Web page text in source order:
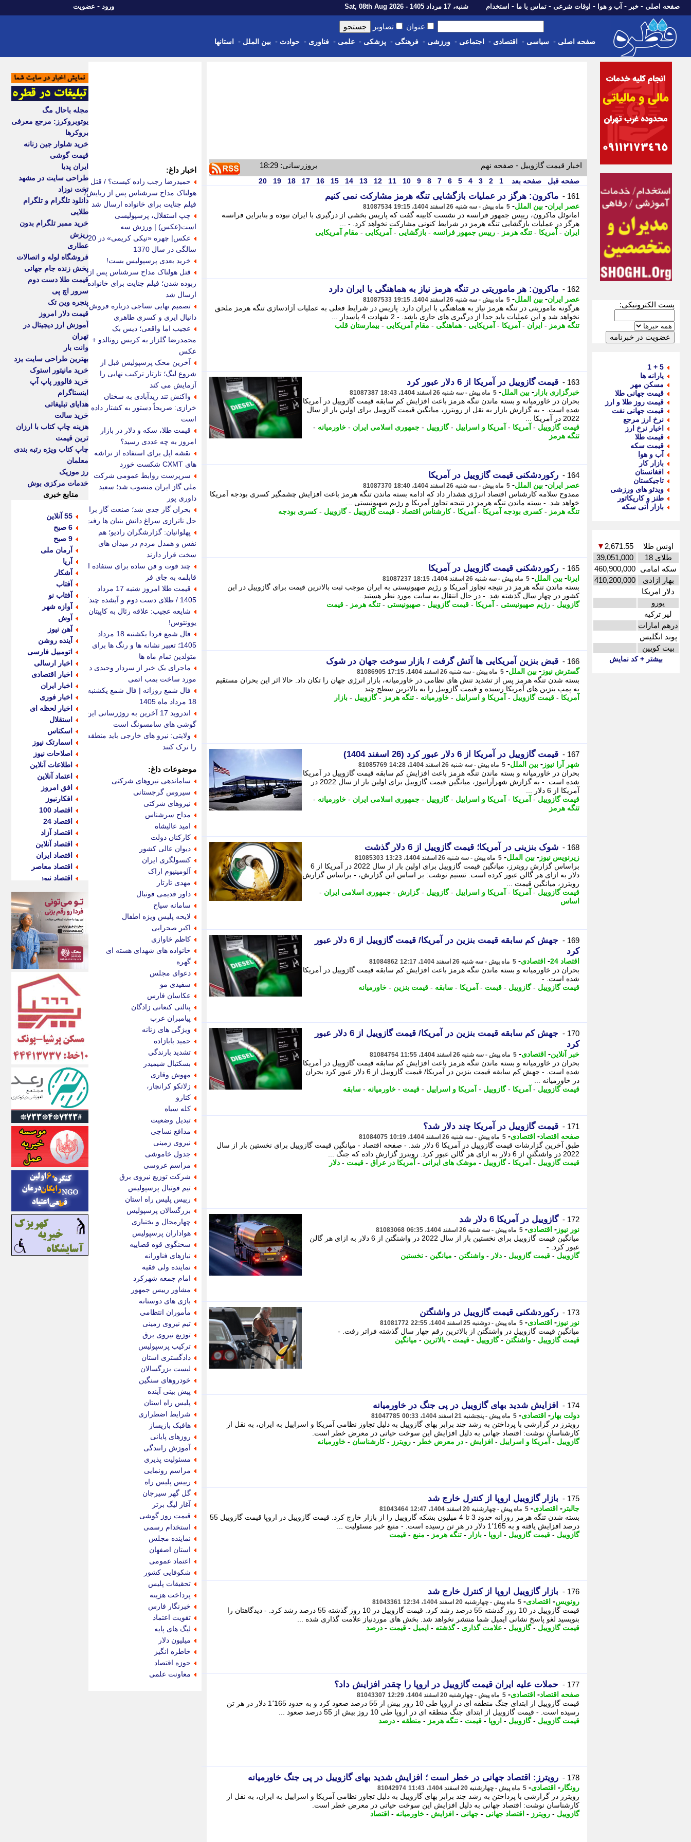
صفحه اصلی - خبر - آب و هوا - اوقات شرعی - تماس با ما - استخدام شنبه، 17 مرداد 1405 - Sat, 08th Aug 2026 ورود - عضویت
عنوان تصاویر
صفحه اصلی - سیاسی - اقتصادی - اجتماعی - ورزشی - فرهنگی - پزشکی - علمی - فناوری - حوادث - بین الملل - استانها
پست الکترونیکی:
5 + 1
یارانه ها
مسکن مهر
قیمت جهانی طلا
قیمت روز طلا و ارز
قیمت جهانی نفت
نرخ ارز مرجع
اخبار نرخ ارز
قیمت طلا
قیمت سکه
آب و هوا
بازار کار
افغانستان
تاجیکستان
ویدئو های ورزشی
طنز و کاریکاتور
بازار آتی سکه
اونس طلا 2,671.55
▼
طلای 18
39,051,000
سکه امامی 460,900,000
بهار ازادی
410,200,000
دلار امریکا
یورو
لیر ترکیه
درهم امارات
پوند انگلیس
بیت کویین
بیشتر + کد نمایش
اخبار قیمت گازوییل - صفحه نهم بروزرسانی: 18:29
صفحه قبل صفحه بعد 1
2
3
4
5
6
7
8
9
10
11
12
13
14
15
16
17
18
19
20
161 - ماکرون: هرگز در عملیات بازگشایی تنگه هرمز مشارکت نمی کنیم
عصر ایران- بین الملل- 5 ماه پیش - سه شنبه 26 اسفند 1404، 19:15 81087534
امانوئل ماکرون، رییس جمهور فرانسه در نشست کابینه گفت که پاریس بخشی از درگیری با ایران نبوده و بنابراین فرانسه
هرگز در عملیات بازگشایی تنگه هرمز در شرایط کنونی مشارکت نخواهد کرد. - ...
ایران - آمریکا - تنگه هرمز - رییس جمهور فرانسه - بازگشایی - آمریکایی - مقام آمریکایی
162 - ماکرون: هر ماموریتی در تنگه هرمز نیاز به هماهنگی با ایران دارد
عصر ایران- بین الملل- 5 ماه پیش - سه شنبه 26 اسفند 1404، 19:15 81087533
هرگونه ماموریتی در تنگه هرمز نیاز به هماهنگی با ایران دارد. پاریس در شرایط فعلی به عملیات آزادسازی تنگه هرمز ملحق
نخواهد شد و این عملیات باید جدا از درگیری های جاری باشد. - 2 شهادت 4 پاسدار ...
تنگه هرمز - ایران - آمریکا - آمریکایی - هماهنگی - مقام آمریکایی - بیمارستان قلب
163 - قیمت گازوییل در آمریکا از 6 دلار عبور کرد
خبرگزاری بازار - بین الملل- 5 ماه پیش - سه شنبه 26 اسفند 1404، 18:43 81087387
بحران در خاورمیانه و بسته ماندن تنگه هرمز باعث افزایش کم سابقه قیمت گازوییل در آمریکا
شده است. - به گزارش بازار به نقل از رویترز، میانگین قیمت گازوییل برای اولین بار از سال
2022 در آمریکا ...
قیمت گازوییل - آمریکا - آمریکا و اسراییل -گازوییل - جمهوری اسلامی ایران - خاورمیانه -
تنگه هرمز
164 - رکوردشکنی قیمت گازوییل در آمریکا
عصر ایران- بین الملل- 5 ماه پیش - سه شنبه 26 اسفند 1404، 18:40 81087370
ممدوح سلامه کارشناس اقتصاد انرژی هشدار داد که ادامه بسته ماندن تنگه هرمز باعث افزایش چشمگیر کسری بودجه آمریکا
خواهد شد. - بسته ماندن تنگه هرمز در نتیجه تجاوز آمریکا و رژیم صهیونیستی ...
تنگه هرمز -کسری بودجه آمریکا - آمریکا -کارشناس اقتصاد - قیمت گازوییل -گازوییل -کسری بودجه
165 - رکوردشکنی قیمت گازوییل در آمریکا
ایرنا- بین الملل- 5 ماه پیش - سه شنبه 26 اسفند 1404، 18:15 81087237
بسته ماندن تنگه هرمز در نتیجه تجاوز آمریکا و رژیم صهیونیستی به ایران موجب ثبت بالاترین قیمت برای گازوییل در این
کشور در چهار سال گذشته شد. - در ﺣﺎل اﻧﺘﻘﺎل ﺑﻪ ﺳﺎﯾﺖ ﻣﻮرد ﻧﻈﺮ ﻫﺴﺘﯿﺪ...
گازوییل - رژیم صهیونیستی - آمریکا - قیمت گازوییل - صهیونیستی - تنگه هرمز - قیمت
166 - قبض بنزین آمریکایی ها آتش گرفت / بازار سوخت جهان در شوک
گسترش نیوز - بین الملل- 5 ماه پیش - سه شنبه 26 اسفند 1404، 17:15 81086905
بسته شدن تنگه هرمز پس از تشدید تنش های نظامی در خاورمیانه، بازار انرژی جهان را تکان داد. حالا اثر این بحران مستقیم
به پمپ بنزین های آمریکا رسیده و قیمت گازوییل را به بالاترین سطح چند ...
آمریکا - قیمت گازوییل - آمریکا و اسراییل - خاورمیانه - تنگه هرمز -گازوییل - بازار
167 - قیمت گازوییل در آمریکا از 6 دلار عبور کرد (26 اسفند 1404)
شهر آرا نیوز - بین الملل- 5 ماه پیش - سه شنبه 26 اسفند 1404، 14:28 81085769
بحران در خاورمیانه و بسته ماندن تنگه هرمز باعث افزایش کم سابقه قیمت گازوییل در آمریکا
شده است. - به گزارش شهرآرانیوز، میانگین قیمت گازوییل برای اولین بار از سال 2022 در
آمریکا از 6 دلار ...
قیمت گازوییل - آمریکا - آمریکا و اسراییل -گازوییل - جمهوری اسلامی ایران - خاورمیانه -
تنگه هرمز
168 - شوک بنزینی در آمریکا؛ قیمت گازوییل از 6 دلار گذشت
زیرنویس نیوز - بین الملل- 5 ماه پیش - سه شنبه 26 اسفند 1404، 13:23 81085303
براساس گزارش رویترز، میانگین قیمت گازوییل برای اولین بار از سال 2022 در آمریکا از 6
دلار به ازای هر گالن عبور کرده است. تسنیم نوشت: بر اساس این گزارش، - براساس گزارش
رویترز، میانگین قیمت ...
قیمت گازوییل - آمریکا - آمریکا و اسراییل -گازوییل -گزارش - جمهوری اسلامی ایران -
اساس
169 -
جهش کم سابقه قیمت بنزین در آمریکا/ قیمت گازوییل از 6 دلار عبور
کرد
اقتصاد 24 - اقتصادی- 5 ماه پیش - سه شنبه 26 اسفند 1404، 12:17 81084862
بحران در خاورمیانه و بسته ماندن تنگه هرمز باعث افزایش کم سابقه قیمت گازوییل در آمریکا
شده است. -
قیمت گازوییل -گازوییل - قیمت - آمریکا - سابقه - قیمت بنزین - خاورمیانه
170 -
جهش کم سابقه قیمت بنزین در آمریکا/ قیمت گازوییل از 6 دلار عبور
کرد
خبر آنلاین- اقتصادی- 5 ماه پیش - سه شنبه 26 اسفند 1404، 11:55 81084754
بحران در خاورمیانه و بسته ماندن تنگه هرمز باعث افزایش کم سابقه قیمت گازوییل در آمریکا
شده است. - جهش کم سابقه قیمت بنزین در آمریکا/ قیمت گازوییل از 6 دلار عبور کرد بحران
در خاورمیانه ...
قیمت گازوییل - آمریکا -گازوییل - آمریکا و اسراییل - قیمت - خاورمیانه - سابقه
171 - قیمت گازوییل در آمریکا چند دلار شد؟
صفحه اقتصاد- اقتصادی- 5 ماه پیش - سه شنبه 26 اسفند 1404، 10:19 81084075
طبق آخرین گزارشات قیمت گازوییل در آمریکا 6 دلار شد. - صفحه اقتصاد - میانگین قیمت گازوییل برای نخستین بار از سال
2022 در واشنگتن از 6 دلار به ازای هر گالن عبور کرد. رویترز گزارش داده که جنگ ...
قیمت گازوییل - آمریکا -گازوییل - موشک های ایرانی - آمریکا در عراق - قیمت - دلار
172 - گازوییل در آمریکا 6 دلار شد
نور نیوز - اقتصادی- 5 ماه پیش - سه شنبه 26 اسفند 1404، 06:35 81083068
میانگین قیمت گازوییل برای نخستین بار از سال 2022 در واشنگتن از 6 دلار به ازای هر گالن
عبور کرد. -
گازوییل - قیمت گازوییل - دلار - واشنگتن - میانگین - نخستین
173 - رکوردشکنی قیمت گازوییل در واشنگتن
نور نیوز - اقتصادی- 5 ماه پیش - دوشنبه 25 اسفند 1404، 22:55 81081772
میانگین قیمت گازوییل در واشنگتن از بالاترین رقم چهار سال گذشته فراتر رفت. -
قیمت گازوییل - واشنگتن -گازوییل - قیمت - بالاترین - میانگین
174 - افزایش شدید بهای گازوییل در پی جنگ در خاورمیانه
دولت بهار - اقتصادی- 5 ماه پیش - پنجشنبه 21 اسفند 1404، 00:33 81047785
رویترز در گزارشی با پرداختن به رشد چند برابر بهای گازوییل به دلیل تجاوز نظامی آمریکا و اسراییل به ایران، به نقل از
کارشناسان نوشت: اقتصاد جهانی به دلیل افزایش این سوخت حیاتی در معرض خطر است.
گازوییل - آمریکا و اسراییل - افزایش - در معرض خطر - رویترز -کارشناسان - خاورمیانه
175 - بازار گازوییل اروپا از کنترل خارج شد
جالبتر - اقتصادی- 5 ماه پیش - چهارشنبه 20 اسفند 1404، 12:47 81043464
بسته شدن تنگه هرمز روزانه حدود 3 تا 4 میلیون بشکه گازوییل را از بازار خارج کرد. قیمت گازوییل در اروپا قیمت گازوییل 55
درصد افزایش یافته و به 1٬165 دلار در هر تن رسیده است. - منبع خبر مسئولیت ...
گازوییل - قیمت گازوییل - اروپا - بازار - تنگه هرمز - منبع - قیمت
176 - بازار گازوییل اروپا از کنترل خارج شد
رونویس- اقتصادی- 5 ماه پیش - چهارشنبه 20 اسفند 1404، 12:34 81043361
قیمت گازوییل در 10 روز گذشته 55 درصد رشد کرد. قیمت گازوییل در 10 روز گذشته 55 درصد رشد کرد. - دیدگاهتان را
بنویسید لغو پاسخ نشانی ایمیل شما منتشر نخواهد شد. بخش های موردنیاز علامت گذاری شده ...
قیمت گازوییل -گازوییل - علامت گذاری -گذشته - ایمیل - قیمت - درصد
177 - حملات علیه ایران قیمت گازوییل در اروپا را چقدر افزایش داد؟
صفحه اقتصاد- اقتصادی- 5 ماه پیش - چهارشنبه 20 اسفند 1404، 12:29 81043307
قیمت گازوییل از ابتدای جنگ منطقه ای در اروپا طی 10 روز بیش از 55 درصد صعود کرد و به حدود 1٬165 دلار در هر تن
رسیده است. - قیمت گازوییل از ابتدای جنگ منطقه ای در اروپا طی 10 روز بیش از 55 درصد صعود ...
قیمت گازوییل -گازوییل - اروپا - قیمت - تنگه هرمز - منطقه - درصد
178 - رویترز: اقتصاد جهانی در خطر است ؛ افزایش شدید بهای گازوییل در پی جنگ خاورمیانه
رونگار - اقتصادی- 5 ماه پیش - چهارشنبه 20 اسفند 1404، 11:43 81042974
رویترز در گزارشی با پرداختن به رشد چند برابر بهای گازوییل به دلیل تجاوز نظامی آمریکا و اسراییل به ایران، به نقل از
کارشناسان نوشت: اقتصاد جهانی به دلیل افزایش این سوخت حیاتی در معرض خطر است.
گازوییل - رویترز - اقتصاد جهانی - جهانی - افزایش - خاورمیانه - اقتصاد
اخبار داغ:
حمیدرضا رجب زاده کیست؟ / قتل
هولناک مداح سرشناس پس از ربایش/
فیلم جنایت برای خانواده ارسال شد
چپ استقلال، پرسپولیسی
است(عکس) | ورزش سه
عکس| چهره «نیکی کریمی» در 20
سالگی در سال 1370
خرید بعدی پرسپولیس بست!
قتل هولناک مداح سرشناس پس از
ربوده شدن؛ فیلم جنایت برای خانواده
ارسال شد
تصمیم نهایی نساجی درباره فروش
دانیال ایری و کسری طاهری
عجیب اما واقعی؛ دیس بک
محمدرضا گلزار به کریس رونالدو +
عکس
آخرین محک پرسپولیس قبل از
شروع لیگ؛ تارتار ترکیب نهایی را
آزمایش می کند
واکنش تند زیدآبادی به سخنان
خرازی: صریحاً دستور به کشتار داده
است
قیمت طلا، سکه و دلار در بازار
امروز به چه عددی رسید؟
نقشه اپل برای استفاده از تراشه
های CXMT شکست خورد
سرپرست روابط عمومی شرکت
ملی گاز ایران منصوب شد؛ سعید
داوری پور
بحران گاز جدی شد؛ صنعت گاز برای
حل ناترازی سراغ دانش بنیان ها رفت
پهلوانیان: گزارشگران رادیو؛ هم
نفس و همدل مردم در میدان های
سخت قرار دارند
چند فوت و فن ساده برای ستفاده از
قابلمه به جای فر
قیمت طلا امروز شنبه 17 مرداد
1405 / طلای دست دوم و آبشده چند؟
شایعه عجیب: علاقه رئال به کاپیتان
یوونتوس!
فال شمع فردا یکشنبه 18 مرداد
1405؛ تعبیر نشانه ها و رنگ ها برای
متولدین تمام ماه ها
ماجرای یک خبر از سردار وحیدی در
مورد ساخت بمب اتمی
فال شمع روزانه | فال شمع یکشنبه
18 مرداد ماه 1405
اندروید 17 آخرین به روزرسانی این
گوشی های سامسونگ است
ولایتی: نیرو های خارجی باید منطقه
را ترک کنند
موضوعات داغ:
ساماندهی نیروهای شرکتی
سیروس گرجستانی
نیروهای شرکتی
مداح سرشناس
امید عالیشاه
کارکنان دولت
دیوان عالی کشور
کنسولگری ایران
آلومینیوم اراک
مهدی تارتار
داور قدیمی فوتبال
سامانه سیاح
لایحه پلیس ویژه اطفال
اکبر صحرایی
کاظم خاوازی
خانواده های شهدای هسته ای
گهره
دعوای مجلس
سفیدی مو
عکاسان فارس
پنالتی کنعانی زادگان
پیامبران عرب
ویژگی های زنانه
حمید بابازاده
تشدید بارندگی
بسکتبال شیمیدر
مهوش وقاری
زلاتکو کرانچار،
کنارو
کله سیاه
تبدیل وضعیت
مدافع نساجی
نیروی زمینی
جدول خاموشی
مراسم عروسی
شرکت توزیع نیروی برق
تیم فوتبال پرسپولیس
رییس پلیس راه استان
بزرگسالان پرسپولیس
چهارمحال و بختیاری
هواداران پرسپولیس
سخنگوی قوه قضاییه
نیازهای فناورانه
نماینده ولی فقیه
امام جمعه شهرکرد
مشاور رییس جمهور
بازی های دوستانه
مأموران انتظامی
تیم نیروی زمینی
توزیع نیروی برق
ترکیب پرسپولیس
دادگستری استان
لیست بزرگسالان
خودروهای سنگین
پیش بینی آینده
پلیس راه استان
شرایط اضطراری
هافبک بازیساز
روزهای پایانی
آموزش رانندگی
مسئولیت پذیری
مراسم رونمایی
رییس پلیس راه
گل گهر سیرجان
آغاز لیگ برتر
قیمت روز گوشی
استخدام رسمی
نماینده مجلس
استان اصفهان
اعتماد عمومی
شکوفایی کشور
تحقیقات پلیس
پرداخت هزینه
خبرنگار فارس
تقویت اعتماد
لیگ های پایه
میلیون دلار
خاطره انگیز
حوزه اقتصاد
معاونت علمی
مجله باحال مگ
یوتوبروکرز: مرجع معرفی
بروکرها
خرید شلوار جین زنانه
قیمت گوشی
ایران پدیا
طراحی سایت در مشهد
تخت نوزاد
دانلود تلگرام و تلگرام
طلایی
خرید ممبر تلگرام بدون
ریزش
عطاری
فروشگاه لوله و اتصالات
پخش زنده جام جهانی
قیمت طلا دست دوم
سرور اچ پی
پنجره وین تک
قیمت دلار امروز
آموزش ارز دیجیتال در
تهران
وانت بار
بهترین طراحی سایت یزد
خرید مانیتور استوک
خرید فالوور پاپ آپ
اینستاگرام
هدایای تبلیغاتی
خرید سالت
هزینه چاپ کتاب با ارزان
ترین قیمت
چاپ کتاب ویژه رتبه بندی
معلمان
رز موزیک
خدمات مرکزی بوش
منابع خبری
55 آنلاین
6 صبح
9 صبح
آرمان ملی
آریا
آشکار
آفتاب
آفتاب نو
آوازه شهر
آوش
آهن نیوز
آینده روشن
اتومبیل فارسی
اخبار ارسالی
اخبار اقتصادی
اخبار ایران
اخبار فوری
اخبار لحظه ای
استقلال
اسکناس
اسمارتک نیوز
اصلاحات نیوز
اطلاعات آنلاین
اعتماد آنلاین
افق امروز
افکارنیوز
اقتصاد 100
اقتصاد 24
اقتصاد آزاد
اقتصاد آنلاین
اقتصاد ایران
اقتصاد معاصر
اقتصاد نیوز
اکوفارس
اکونگار
اکونیوز
الف
انتشار آنلاین
اندیشه قرن
اندیشه معاصر
اندیشه ها
انرژی پرس
ای استخدام
ایتنا
ایراف
ایران آرت
ایران آنلاین
ایران زندگی
ایران فوری
ایرانی روز
ایرانیتال
ایرنا
ایسکانیوز
ایسنا
ایکنا
ایلنا
اینتیتر
ایونا نیوز
بازتاب آنلاین
باشگاه خبرنگاران
باغستان نیوز
بامبوک
ببین و بخون
بدینسان
بنکر